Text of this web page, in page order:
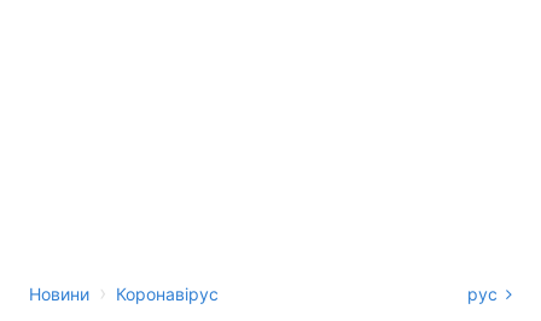
Новини › Коронавірус рус